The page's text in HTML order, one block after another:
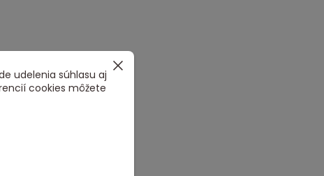
udelenia súhlasu aj
cookies môžete